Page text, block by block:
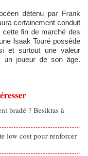
détenu par Frank
certainement conduit
fin de marché des
Isaak Touré possède
et surtout une valeur
un joueur de son âge.
bradé ? Besiktas à
low cost pour renforcer